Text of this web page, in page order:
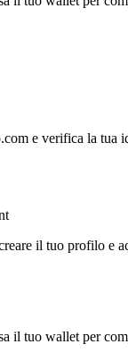
e verifica la tua
il tuo profilo e
il tuo wallet per